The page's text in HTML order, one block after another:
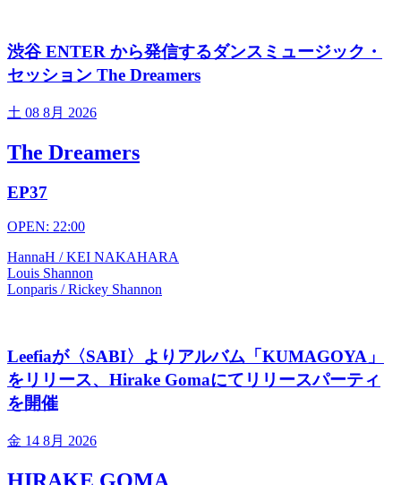
渋谷 ENTER から発信するダンスミュージック・
セッション The Dreamers
土 08 8月 2026
The Dreamers
EP37
OPEN: 22:00
HannaH / KEI NAKAHARA
Louis Shannon
Lonparis / Rickey Shannon
Leefiaが〈SABI〉よりアルバム「KUMAGOYA」
をリリース、Hirake Gomaにてリリースパーティ
を開催
金 14 8月 2026
HIRAKE GOMA